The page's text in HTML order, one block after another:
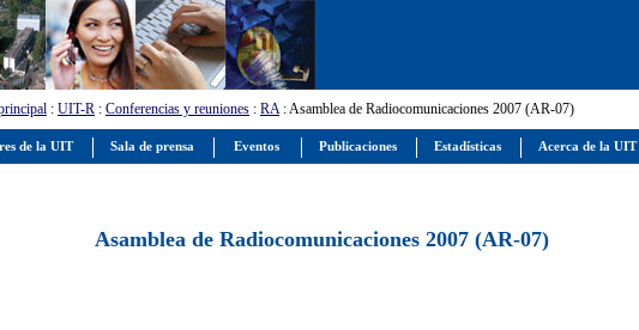
: UIT-R : Conferencias y reuniones : RA: Asamblea de Radiocomunicaciones 2007 (AR-07)
Asamblea de Radiocomunicaciones 2007 (AR-07)
de la UIT Sala de prensa Eventos Publicaciones Estadísticas Acerca de la UIT